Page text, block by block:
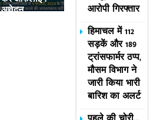
आवेदन
आरोपी गिरफ्तार
हिमाचल में 112
सड़कें और 189
ट्रांसफार्मर ठप्प,
मौसम विभाग ने
जारी किया भारी
बारिश का अलर्ट